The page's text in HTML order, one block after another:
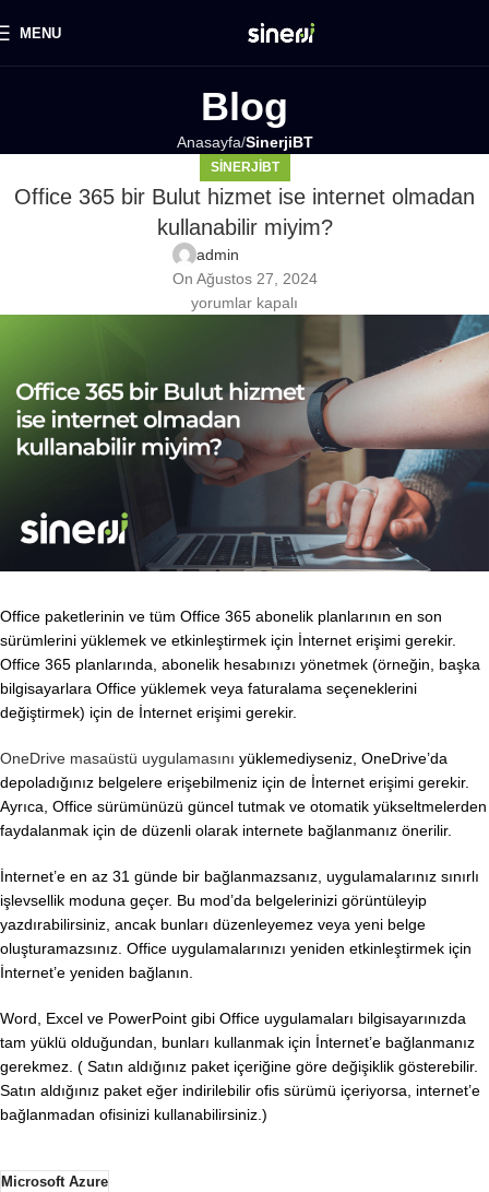
MENU
Blog
Anasayfa SinerjiBT
SINERJIBT
Office 365 bir Bulut hizmet ise internet olmadan
kullanabilir miyim?
admin
On Ağustos 27, 2024
yorumlar kapalı
Office paketlerinin ve tüm Office 365 abonelik planlarının en son
sürümlerini yüklemek ve etkinleştirmek için İnternet erişimi gerekir.
Office 365 planlarında, abonelik hesabınızı yönetmek (örneğin, başka
bilgisayarlara Office yüklemek veya faturalama seçeneklerini
değiştirmek) için de İnternet erişimi gerekir.
OneDrive masaüstü uygulamasını yüklemediyseniz, OneDrive’da
depoladığınız belgelere erişebilmeniz için de İnternet erişimi gerekir.
Ayrıca, Office sürümünüzü güncel tutmak ve otomatik yükseltmelerden
faydalanmak için de düzenli olarak internete bağlanmanız önerilir.
İnternet’e en az 31 günde bir bağlanmazsanız, uygulamalarınız sınırlı
işlevsellik moduna geçer. Bu mod’da belgelerinizi görüntüleyip
yazdırabilirsiniz, ancak bunları düzenleyemez veya yeni belge
oluşturamazsınız. Office uygulamalarınızı yeniden etkinleştirmek için
İnternet’e yeniden bağlanın.
Word, Excel ve PowerPoint gibi Office uygulamaları bilgisayarınızda
tam yüklü olduğundan, bunları kullanmak için İnternet’e bağlanmanız
gerekmez. ( Satın aldığınız paket içeriğine göre değişiklik gösterebilir.
Satın aldığınız paket eğer indirilebilir ofis sürümü içeriyorsa, internet’e
bağlanmadan ofisinizi kullanabilirsiniz.)
Microsoft Azure